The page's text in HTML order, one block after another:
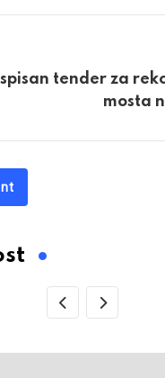
tender za
mosta